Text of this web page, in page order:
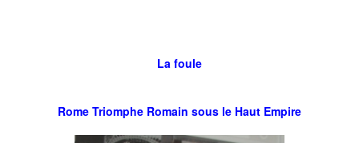
La foule
Rome Triomphe Romain sous le Haut Empire